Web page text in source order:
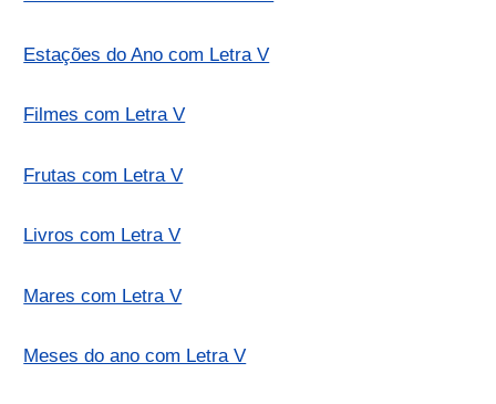
Estações do Ano com Letra V
Filmes com Letra V
Frutas com Letra V
Livros com Letra V
Mares com Letra V
Meses do ano com Letra V